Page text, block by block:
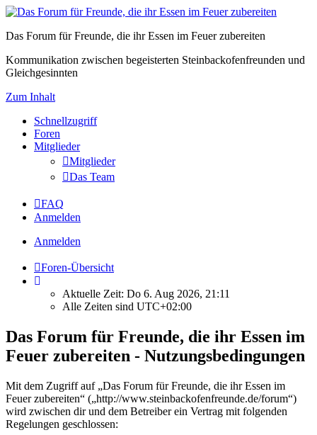
Das Forum für Freunde, die ihr Essen im Feuer zubereiten
Kommunikation zwischen begeisterten Steinbackofenfreunden und
Gleichgesinnten
Zum Inhalt
Schnellzugriff
Foren
Mitglieder
Mitglieder
Das Team
FAQ
Anmelden
Anmelden
Foren-Übersicht
Aktuelle Zeit: Do 6. Aug 2026, 21:11
Alle Zeiten sind UTC+02:00
Das Forum für Freunde, die ihr Essen im
Feuer zubereiten - Nutzungsbedingungen
Mit dem Zugriff auf „Das Forum für Freunde, die ihr Essen im
Feuer zubereiten“ („http://www.steinbackofenfreunde.de/forum“)
wird zwischen dir und dem Betreiber ein Vertrag mit folgenden
Regelungen geschlossen: